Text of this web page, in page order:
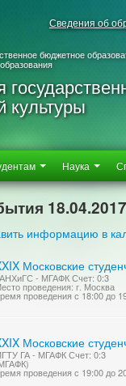
Сведения об
бюджетное
культуры
Наука
18.04.2017
информацию в
Московские
- МГАФК Счет: 0:3
проведения: г. Москва
проведения с 18:00 до
Московские
ГА - МГАФК Счет: 0:3
проведения с 19:00 до